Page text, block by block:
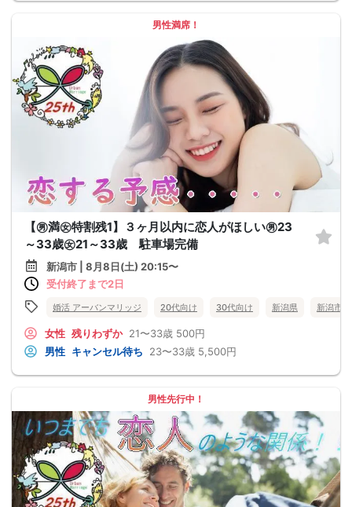
男性満席！
【㊚満㊛特割残1】３ヶ月以内に恋人がほしい㊚23
～33歳㊛21～33歳 駐車場完備
新潟市 | 8月8日(土) 20:15〜
受付終了まで2日
婚活 アーバンマリッジ 20代向け 30代向け 新潟県 新潟市
女性 残りわずか 21〜33歳 500円
男性 キャンセル待ち 23〜33歳 5,500円
男性先行中！